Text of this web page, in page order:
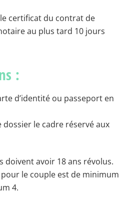
certificat du contrat de
au plus tard 10 jours
:
d’identité ou passeport en
le cadre réservé aux
doivent avoir 18 ans révolus.
le couple est de minimum
4.